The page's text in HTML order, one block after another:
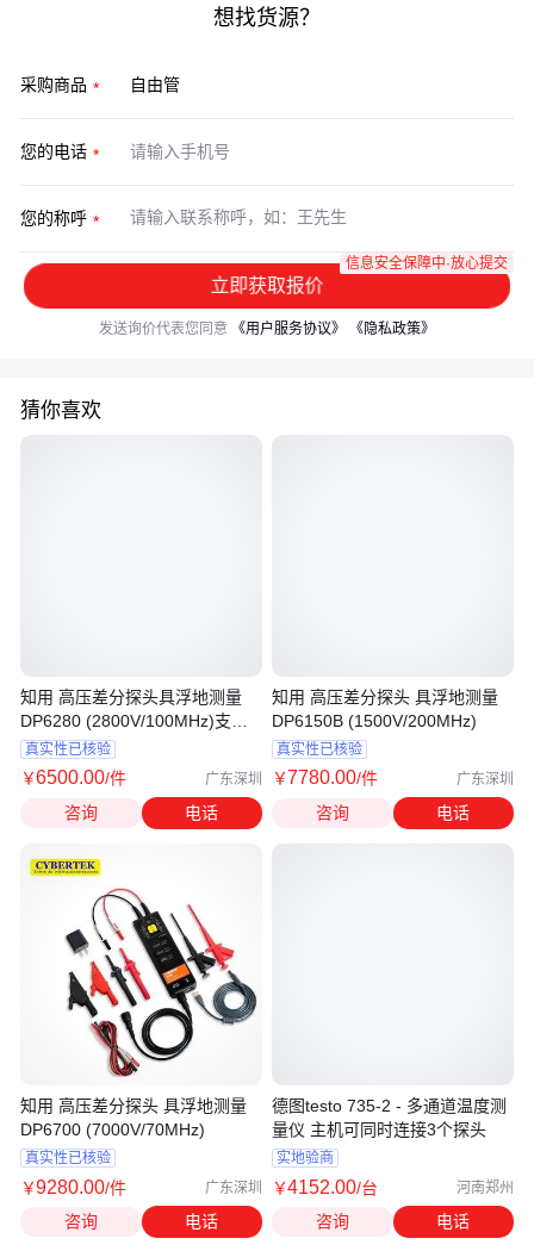
想找货源？
采购商品
您的电话
您的称呼
立即获取报价
信息安全保障中·放心提交
发送询价代表您同意 《用户服务协议》 《隐私政策》
猜你喜欢
知用 高压差分探头具浮地测量
DP6280 (2800V/100MHz)支持
售后
真实性已核验
￥6500.00/件 广东深圳
咨询 电话
知用 高压差分探头 具浮地测量
DP6700 (7000V/70MHz)
真实性已核验
￥9280.00/件 广东深圳
咨询 电话
知用 高压差分探头 具浮地测量
DP6150B (1500V/200MHz)
真实性已核验
￥7780.00/件 广东深圳
咨询 电话
德图testo 735-2 - 多通道温度测
量仪 主机可同时连接3个探头
实地验商
￥4152.00/台 河南郑州
咨询 电话